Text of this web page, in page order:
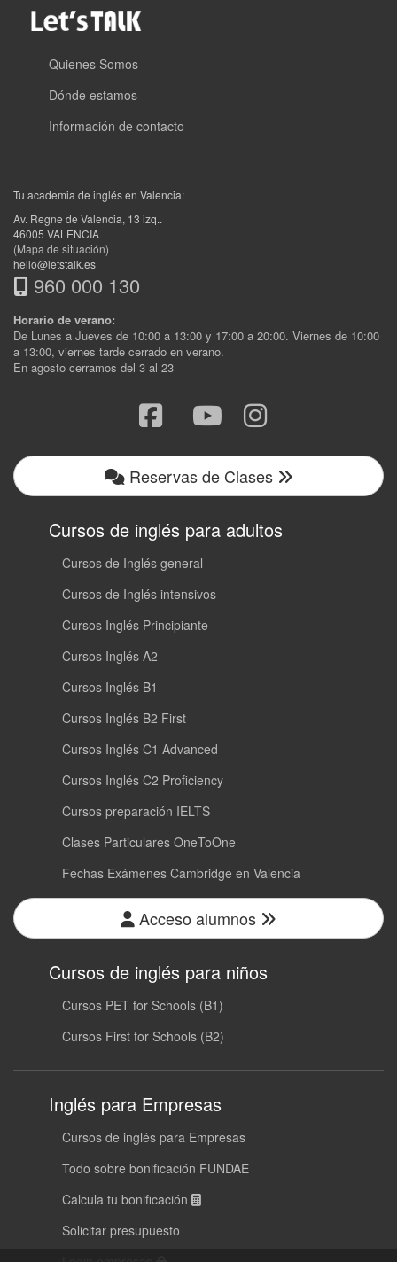
Quienes Somos
Dónde estamos
Información de contacto
Tu academia de inglés en Valencia:
Av. Regne de Valencia, 13 izq..
46005 VALENCIA
(Mapa de situación)
hello@letstalk.es
960 000 130
Horario de verano:
De Lunes a Jueves de 10:00 a 13:00 y 17:00 a 20:00. Viernes de 10:00
a 13:00, viernes tarde cerrado en verano.
En agosto cerramos del 3 al 23
Reservas de Clases
Cursos de inglés para adultos
Cursos de Inglés general
Cursos de Inglés intensivos
Cursos Inglés Principiante
Cursos Inglés A2
Cursos Inglés B1
Cursos Inglés B2 First
Cursos Inglés C1 Advanced
Cursos Inglés C2 Proficiency
Cursos preparación IELTS
Clases Particulares OneToOne
Fechas Exámenes Cambridge en Valencia
Acceso alumnos
Cursos de inglés para niños
Cursos PET for Schools (B1)
Cursos First for Schools (B2)
Inglés para Empresas
Cursos de inglés para Empresas
Todo sobre bonificación FUNDAE
Calcula tu bonificación
Solicitar presupuesto